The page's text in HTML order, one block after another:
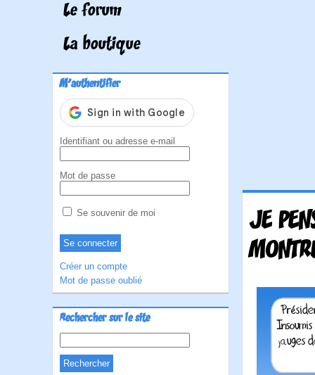
Le forum
La boutique
M'authentifier
Identifiant ou adresse e-mail
Mot de passe
Se souvenir de moi
Créer un compte
Mot de passe oublié
Rechercher sur le site
JE